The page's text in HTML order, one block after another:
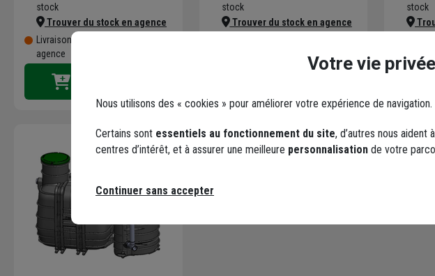
stock
Trouver du stock en agence
Livraison disponible selon stock
agence
stock
Trouver du stock en agence
stock
Votre vie
Nous utilisons des « cookies » pour améliorer votre expérience de navigation.
Certains sont essentiels au fonctionnement du site, d’autres nous aident
centres d’intérêt, et à assurer une meilleure personnalisation de votre
Continuer sans accepter